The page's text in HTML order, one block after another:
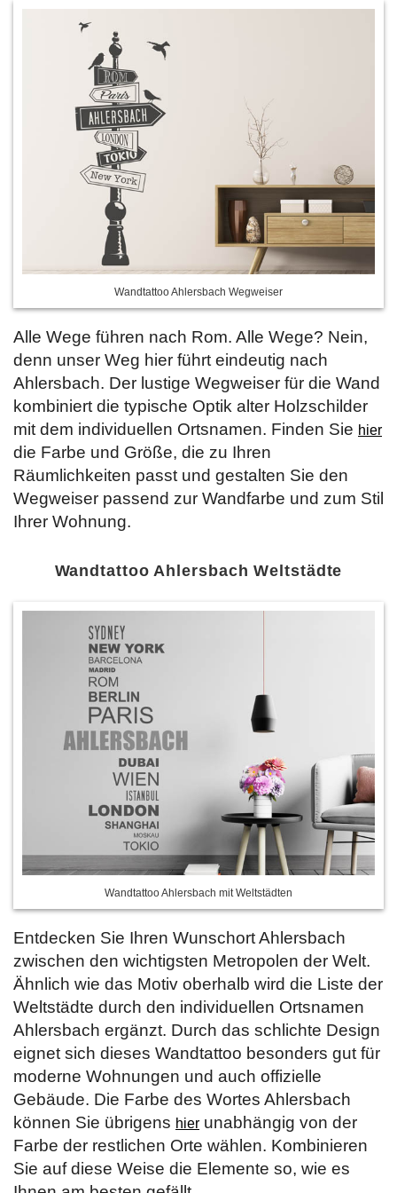
Wandtattoo Ahlersbach Wegweiser
Alle Wege führen nach Rom. Alle Wege? Nein,
denn unser Weg hier führt eindeutig nach
Ahlersbach. Der lustige Wegweiser für die Wand
kombiniert die typische Optik alter Holzschilder
mit dem individuellen Ortsnamen. Finden Sie hier
die Farbe und Größe, die zu Ihren
Räumlichkeiten passt und gestalten Sie den
Wegweiser passend zur Wandfarbe und zum Stil
Ihrer Wohnung.
Wandtattoo Ahlersbach Weltstädte
Wandtattoo Ahlersbach mit Weltstädten
Entdecken Sie Ihren Wunschort Ahlersbach
zwischen den wichtigsten Metropolen der Welt.
Ähnlich wie das Motiv oberhalb wird die Liste der
Weltstädte durch den individuellen Ortsnamen
Ahlersbach ergänzt. Durch das schlichte Design
eignet sich dieses Wandtattoo besonders gut für
moderne Wohnungen und auch offizielle
Gebäude. Die Farbe des Wortes Ahlersbach
können Sie übrigens hier unabhängig von der
Farbe der restlichen Orte wählen. Kombinieren
Sie auf diese Weise die Elemente so, wie es